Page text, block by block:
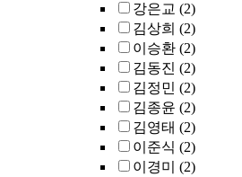
강은교 (2)
김상희 (2)
이승환 (2)
김동진 (2)
김정민 (2)
김종윤 (2)
김영태 (2)
이준식 (2)
이경미
(2)